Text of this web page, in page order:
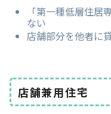
「第一種低層住居
ない
店舗部分を他者に
店舗兼用住宅